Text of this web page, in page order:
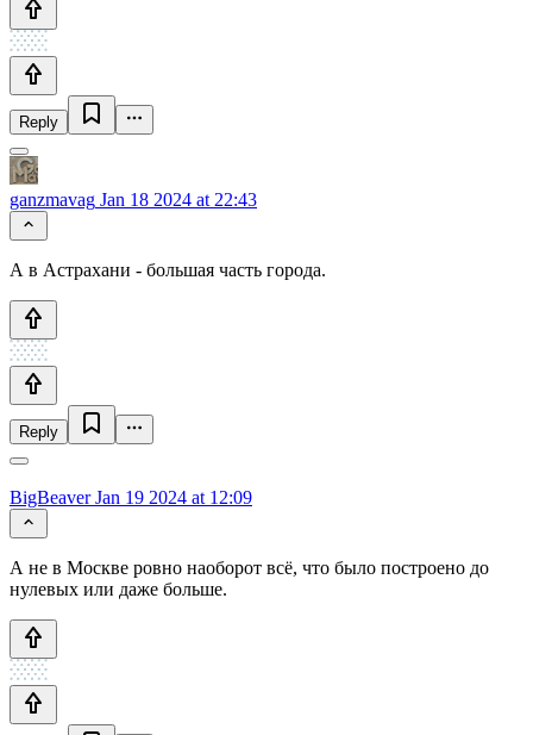
Reply
ganzmavag Jan 18 2024 at 22:43
А в Астрахани - большая часть города.
Reply
BigBeaverJan 19 2024 at 12:09
А не в Москве ровно наоборот всё, что было построено до
нулевых или даже больше.